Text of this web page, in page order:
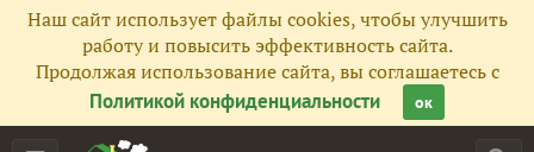
Наш сайт использует файлы cookies, чтобы улучшить
работу и повысить эффективность сайта.
Продолжая использование сайта, вы соглашаетесь с
Политикой конфиденциальности
ок